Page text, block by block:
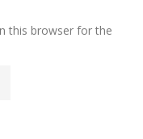
this browser for the